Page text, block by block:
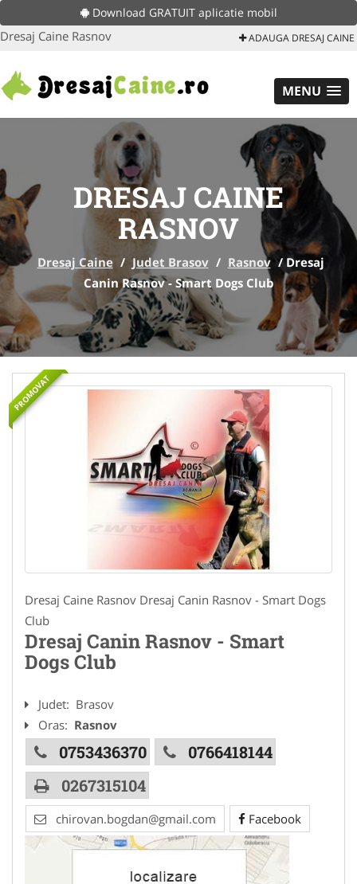
Download GRATUIT aplicatie mobil
Dresaj Caine Rasnov ADAUGA DRESAJ CAINE
MENU
DRESAJ CAINE
RASNOV
Dresaj Caine / Judet Brasov / Rasnov /Dresaj
Canin Rasnov - Smart Dogs Club
PROMOVAT
Dresaj Caine Rasnov Dresaj Canin Rasnov - Smart Dogs
Club
Dresaj Canin Rasnov - Smart
Dogs Club
Judet: Brasov
Oras: Rasnov
0753436370
0766418144
0267315104
chirovan.bogdan@gmail.com Facebook